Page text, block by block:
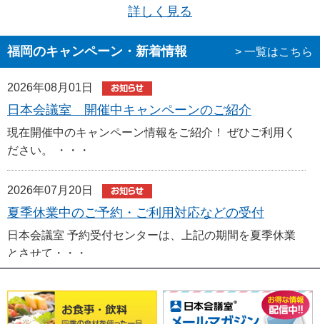
詳しく見る
福岡のキャンペーン・新着情報 > 一覧はこちら
2026年08月01日
日本会議室 開催中キャンペーンのご紹介
現在開催中のキャンペーン情報をご紹介！ ぜひご利用く
ださい。 ・・・
2026年07月20日
夏季休業中のご予約・ご利用対応などの受付
日本会議室 予約受付センターは、上記の期間を夏季休業
とさせて・・・
2025年12月24日
今年の感謝を込めて｜2025年人気スペース・地域別